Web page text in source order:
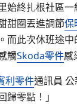
始終扎根社區
甜圈丟進調節保
而此次休班途
觸Skoda零件感
利零件通訊員
零點！」